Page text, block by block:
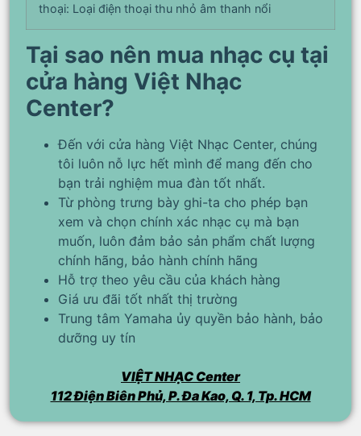
thoại: Loại điện thoại thu nhỏ âm thanh nổi
Tại sao nên mua nhạc cụ tại
cửa hàng Việt Nhạc
Center?
Đến với cửa hàng Việt Nhạc Center, chúng
tôi luôn nỗ lực hết mình để mang đến cho
bạn trải nghiệm mua đàn tốt nhất.
Từ phòng trưng bày ghi-ta cho phép bạn
xem và chọn chính xác nhạc cụ mà bạn
muốn, luôn đảm bảo sản phẩm chất lượng
chính hãng, bảo hành chính hãng
Hỗ trợ theo yêu cầu của khách hàng
Giá ưu đãi tốt nhất thị trường
Trung tâm Yamaha ủy quyền bảo hành, bảo
dưỡng uy tín
VIỆT NHẠC Center
112 Điện Biên Phủ, P. Đa Kao, Q. 1, Tp. HCM